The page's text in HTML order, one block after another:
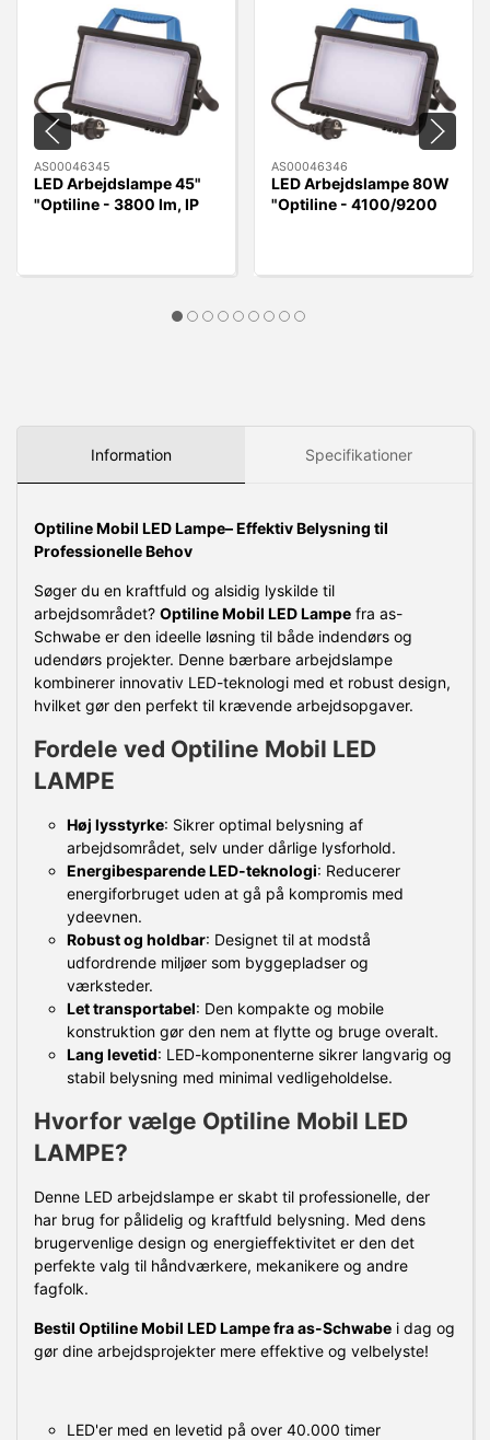
AS00046345
LED Arbejdslampe 45"
"Optiline - 3800 lm, IP
AS00046346
LED Arbejdslampe 80W
"Optiline - 4100/9200
Information Specifikationer
Optiline Mobil LED Lampe– Effektiv Belysning til
Professionelle Behov
Søger du en kraftfuld og alsidig lyskilde til
arbejdsområdet? Optiline Mobil LED Lampe fra as-
Schwabe er den ideelle løsning til både indendørs og
udendørs projekter. Denne bærbare arbejdslampe
kombinerer innovativ LED-teknologi med et robust design,
hvilket gør den perfekt til krævende arbejdsopgaver.
Fordele ved Optiline Mobil LED
LAMPE
Høj lysstyrke: Sikrer optimal belysning af
arbejdsområdet, selv under dårlige lysforhold.
Energibesparende LED-teknologi: Reducerer
energiforbruget uden at gå på kompromis med
ydeevnen.
Robust og holdbar: Designet til at modstå
udfordrende miljøer som byggepladser og
værksteder.
Let transportabel: Den kompakte og mobile
konstruktion gør den nem at flytte og bruge overalt.
Lang levetid: LED-komponenterne sikrer langvarig og
stabil belysning med minimal vedligeholdelse.
Hvorfor vælge Optiline Mobil LED
LAMPE?
Denne LED arbejdslampe er skabt til professionelle, der
har brug for pålidelig og kraftfuld belysning. Med dens
brugervenlige design og energieffektivitet er den det
perfekte valg til håndværkere, mekanikere og andre
fagfolk.
Bestil Optiline Mobil LED Lampe fra as-Schwabe i dag og
gør dine arbejdsprojekter mere effektive og velbelyste!
LED'er med en levetid på over 40.000 timer